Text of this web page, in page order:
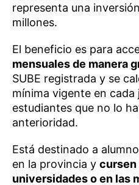
representa una
millones.
El beneficio es para
mensuales de manera
SUBE registrada y se
mínima vigente en cada
estudiantes que no lo
anterioridad.
Está destinado a
en la provincia y cursen
universidades o en las